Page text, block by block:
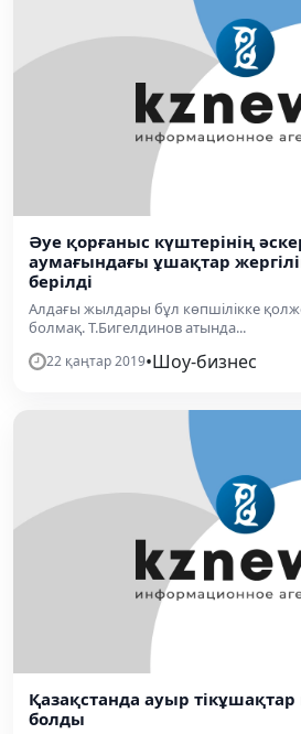
Әуе қорғаныс күштерінің
аумағындағы ұшақтар
берілді
Алдағы жылдары бұл көпшілікке
болмақ. Т.Бигелдинов атында...
22 қаңтар 2019•Шоу-бизнес
Қазақстанда ауыр
болды